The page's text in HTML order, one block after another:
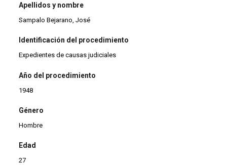
Apellidos y nombre
Sampalo Bejarano, José
Identificación del procedimiento
Expedientes de causas judiciales
Año del procedimiento
1948
Género
Hombre
Edad
27